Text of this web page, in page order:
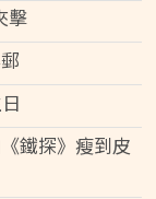
擊
鐵探》瘦到皮